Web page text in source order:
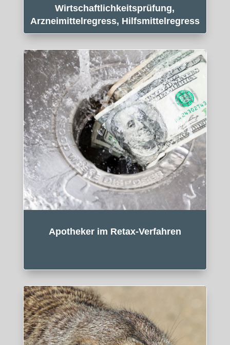
Wirtschaftlichkeitsprüfung,
Arzneimittelregress, Hilfsmittelregress
Apotheker im Retax-Verfahren